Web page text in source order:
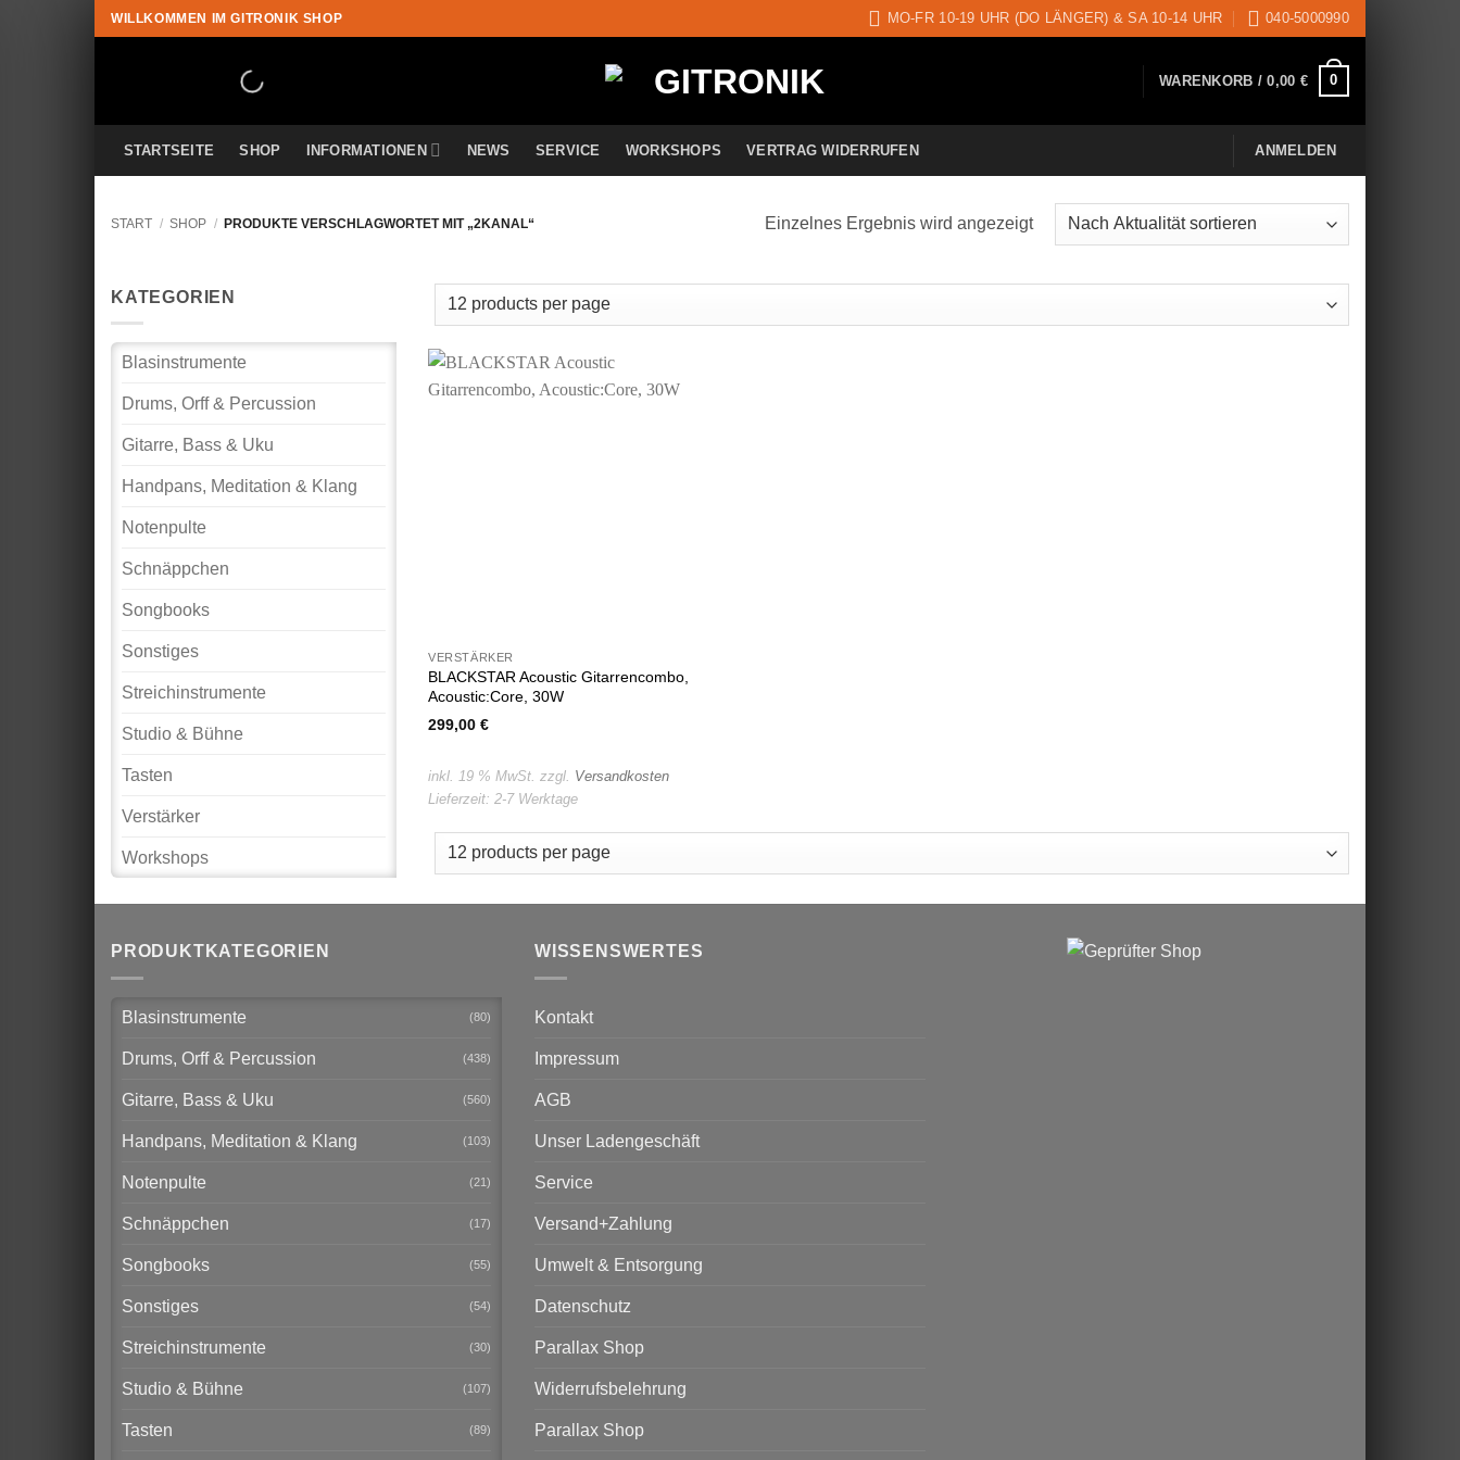
Zum
Inhalt
WILLKOMMEN IM GITRONIK SHOP MO-FR 10-19 UHR (DO LÄNGER) & SA 10-14 UHR 040-5000990
WARENKORB /0,00 € 0
STARTSEITE SHOP INFORMATIONEN NEWS SERVICE WORKSHOPS VERTRAG WIDERRUFEN ANMELDEN
START / SHOP / PRODUKTE VERSCHLAGWORTET MIT „2KANAL“ Einzelnes Ergebnis wird angezeigt
KATEGORIEN
Blasinstrumente
Drums, Orff & Percussion
Gitarre, Bass & Uku
Handpans, Meditation & Klang
Notenpulte
Schnäppchen
Songbooks
Sonstiges
Streichinstrumente
Studio & Bühne
Tasten
Verstärker
Workshops
VERSTÄRKER
BLACKSTAR Acoustic Gitarrencombo,
Acoustic:Core, 30W
299,00€
inkl. 19 % MwSt. zzgl. Versandkosten
Lieferzeit:2-7 Werktage
PRODUKTKATEGORIEN
Blasinstrumente (80)
Drums, Orff & Percussion (438)
Gitarre, Bass & Uku (560)
Handpans, Meditation & Klang (103)
Notenpulte (21)
Schnäppchen (17)
Songbooks (55)
Sonstiges (54)
Streichinstrumente (30)
Studio & Bühne (107)
Tasten (89)
WISSENSWERTES
Kontakt
Impressum
AGB
Unser Ladengeschäft
Service
Versand+Zahlung
Umwelt & Entsorgung
Datenschutz
Parallax Shop
Widerrufsbelehrung
Parallax Shop